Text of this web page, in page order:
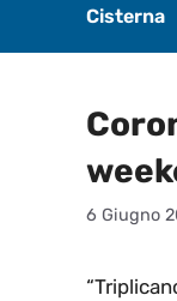
Cisterna
6 Giugno